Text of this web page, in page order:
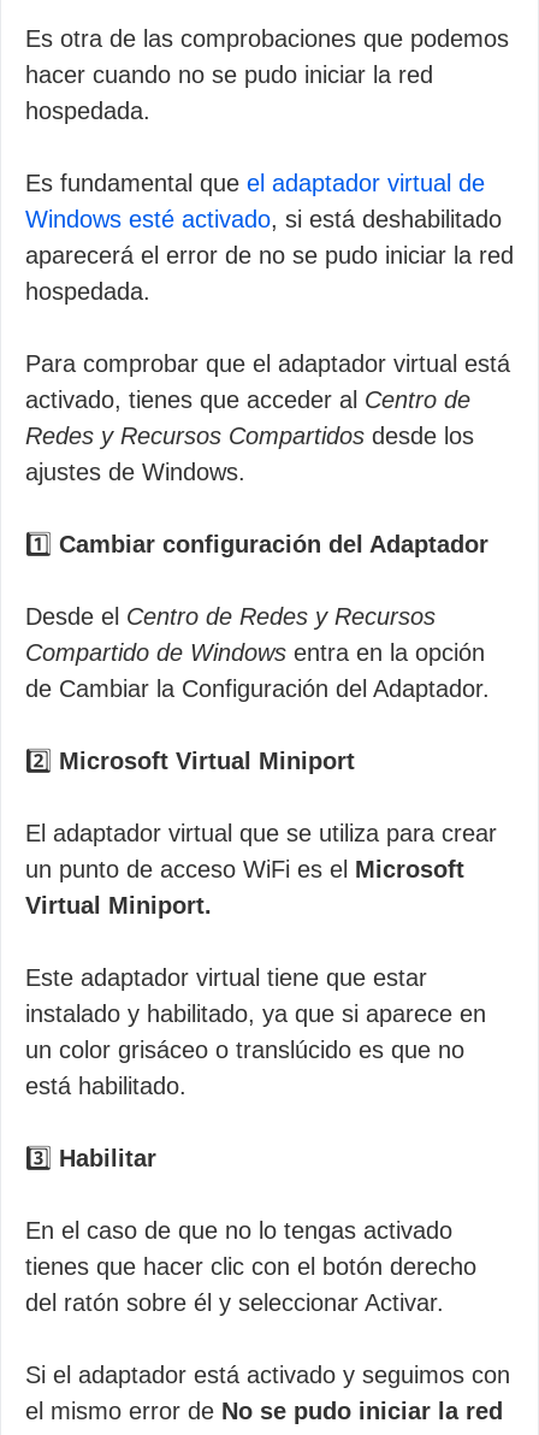
Es otra de las comprobaciones que podemos
hacer cuando no se pudo iniciar la red
hospedada.
Es fundamental que el adaptador virtual de
Windows esté activado, si está deshabilitado
aparecerá el error de no se pudo iniciar la red
hospedada.
Para comprobar que el adaptador virtual está
activado, tienes que acceder al Centro de
Redes y Recursos Compartidos desde los
ajustes de Windows.
1️⃣ Cambiar configuración del Adaptador
Desde el Centro de Redes y Recursos
Compartido de Windows entra en la opción
de Cambiar la Configuración del Adaptador.
2️⃣ Microsoft Virtual Miniport
El adaptador virtual que se utiliza para crear
un punto de acceso WiFi es el Microsoft
Virtual Miniport.
Este adaptador virtual tiene que estar
instalado y habilitado, ya que si aparece en
un color grisáceo o translúcido es que no
está habilitado.
3️⃣ Habilitar
En el caso de que no lo tengas activado
tienes que hacer clic con el botón derecho
del ratón sobre él y seleccionar Activar.
Si el adaptador está activado y seguimos con
el mismo error de No se pudo iniciar la red